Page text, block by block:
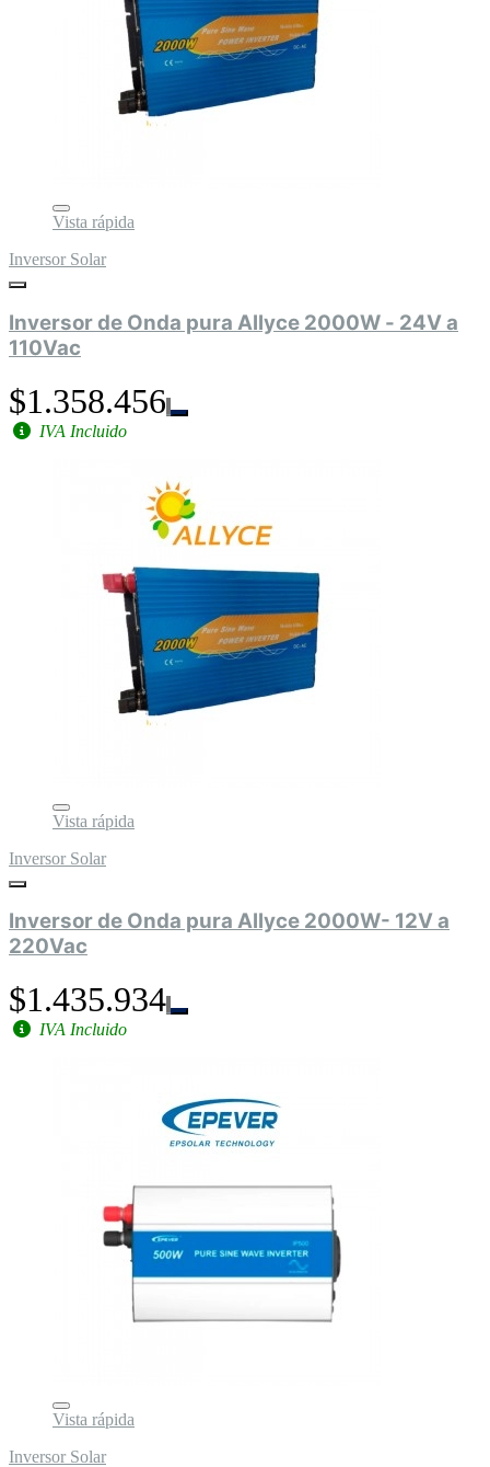
Vista rápida
Inversor Solar
Inversor de Onda pura Allyce 2000W - 24V a
110Vac
$1.358.456
IVA Incluido
Vista rápida
Inversor Solar
Inversor de Onda pura Allyce 2000W- 12V a
220Vac
$1.435.934
IVA Incluido
Vista rápida
Inversor Solar